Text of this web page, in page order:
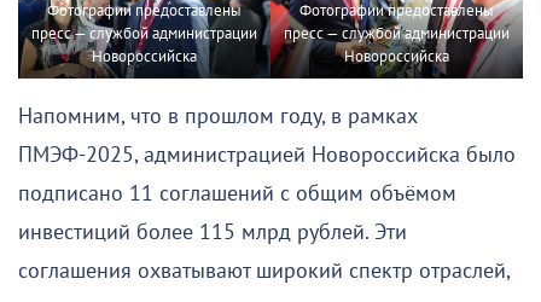
Фотографии предоставлены
пресс — службой администрации
Новороссийска
Фотографии предоставлены
пресс — службой администрации
Новороссийска
Напомним, что в прошлом году, в рамках
ПМЭФ-2025, администрацией Новороссийска было
подписано 11 соглашений с общим объёмом
инвестиций более 115 млрд рублей. Эти
соглашения охватывают широкий спектр отраслей,